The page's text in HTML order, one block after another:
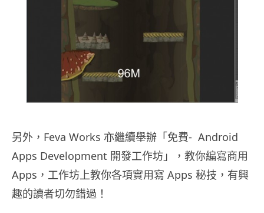
另外，Feva Works 亦繼續舉辦「免費- Android
Apps Development 開發工作坊」，教你編寫商用
Apps，工作坊上教你各項實用寫 Apps 秘技，有興
趣的讀者切勿錯過！